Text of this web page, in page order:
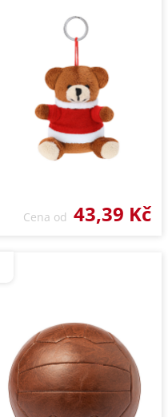
Cena od 43,39 Kč